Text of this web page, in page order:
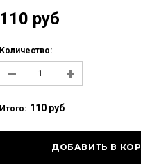
110 руб
Количество:
Итого: 110 руб